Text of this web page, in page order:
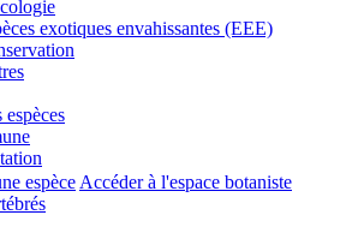
exotiques envahissantes (EEE)
espèceAccéder à l'espace botaniste